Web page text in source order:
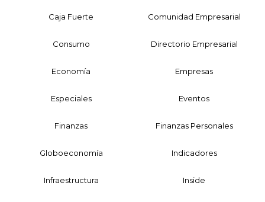
Caja Fuerte Comunidad Empresarial
Consumo Directorio Empresarial
Economía Empresas
Especiales Eventos
Finanzas Finanzas Personales
Globoeconomía Indicadores
Infraestructura Inside